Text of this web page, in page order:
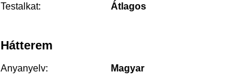
Testalkat:
Átlagos
Hátterem
Anyanyelv:
Magyar